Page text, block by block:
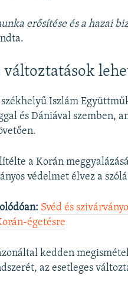
erősítése és a hazai
változtatások
Iszlám
és Dániával szemben,
a Korán
védelmet élvez a
Svéd és
égetésre
kedden
az esetleges